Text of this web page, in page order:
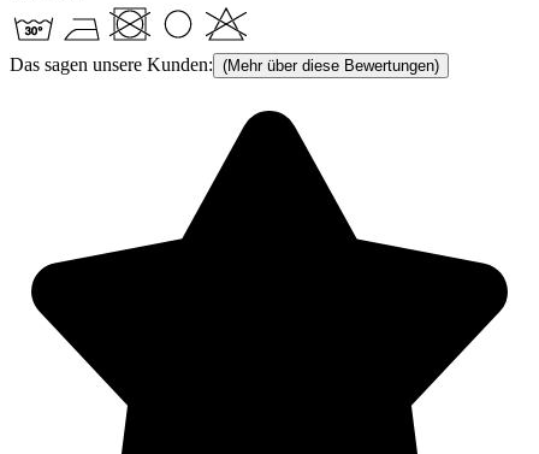
Das sagen unsere Kunden: (Mehr über diese Bewertungen)